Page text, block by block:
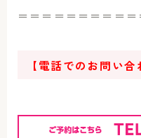
＝＝＝＝＝＝＝＝＝
【電話でのお問い合